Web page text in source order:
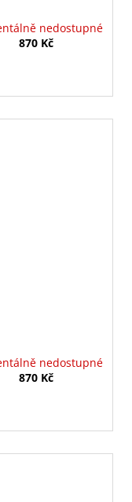
nedostupné
870 Kč
nedostupné
870 Kč